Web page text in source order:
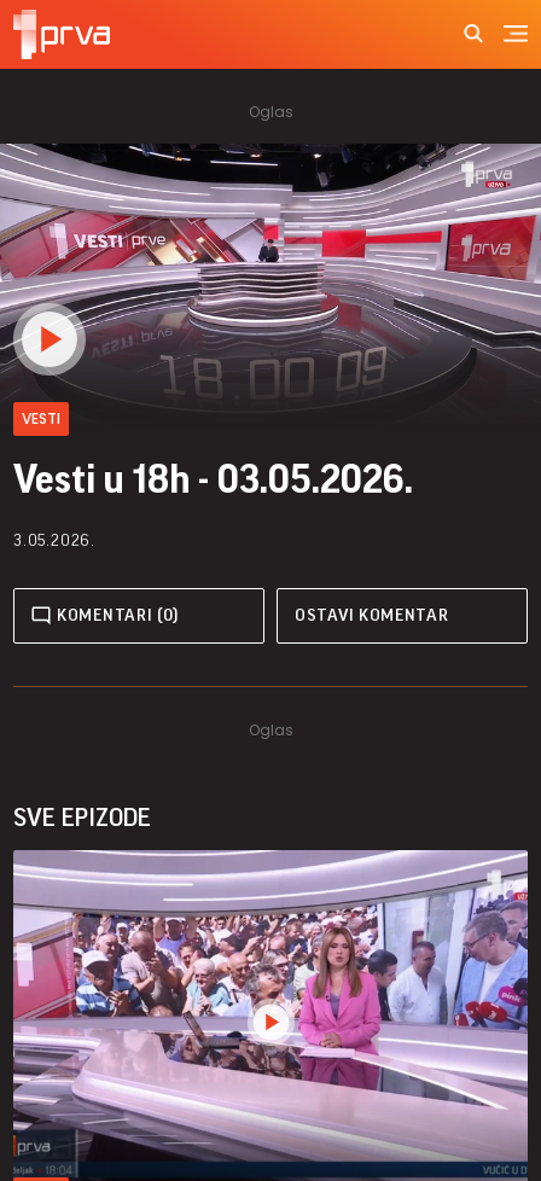
VESTI
Vesti u 18h - 03.05.2026.
3.05.2026.
KOMENTARI (0) OSTAVI KOMENTAR
SVE EPIZODE